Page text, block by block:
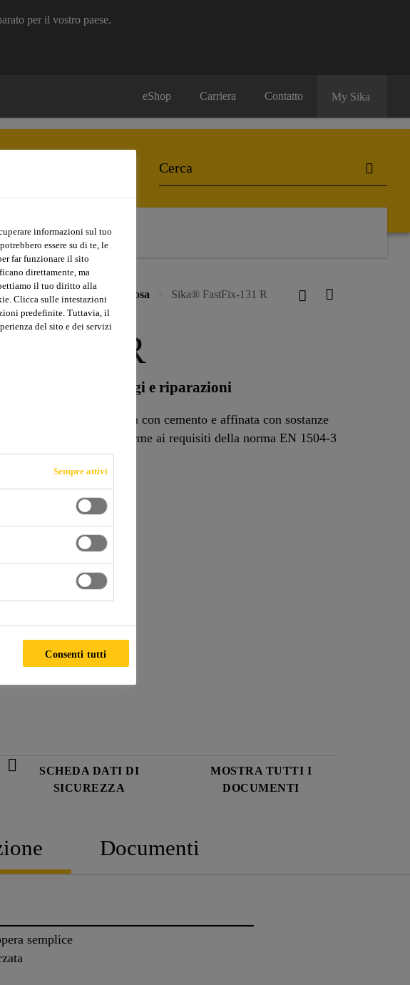
per il vostro paese.
eShop Carriera Contatto My Sika
montaggio e posa Sika® FastFix-131 R
131 R
per posa, montaggi e riparazioni
presa molto rapida, legata con cemento e affinata con sostanze
e genio civile, conforme ai requisiti della norma EN 1504-3
mano di lavoro
3
SCHEDA DATI DI
SICUREZZA
MOSTRA TUTTI I
DOCUMENTI
Documenti
semplice
informazioni sul tuo
essere su di te, le
far funzionare il sito
direttamente, ma
il tuo diritto alla
Clicca sulle intestazioni
predefinite. Tuttavia, il
del sito e dei servizi
Sempre attivi
Consenti tutti